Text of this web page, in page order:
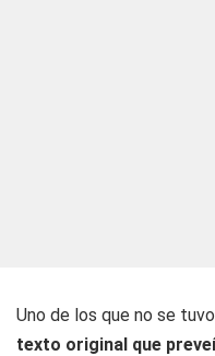
Uno de los que no se
texto original que